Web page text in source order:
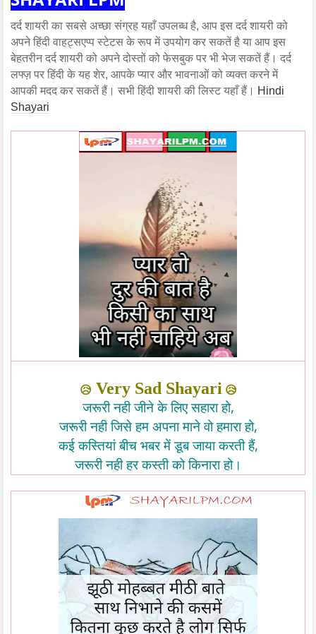
दर्द शायरी का सबसे अच्छा संग्रह यहाँ उपलब्ध है, आप इस दर्द शायरी को
अपने हिंदी वाहट्सएप्प स्टेटस के रूप में उपयोग कर सकतें है या आप इस
बेहतरीन दर्द शायरी को अपने दोस्तों को फेसबुक पर भी भेज सकतें हैं। दर्द
लफ्ज़ पर हिंदी के यह शेर, आपके प्यार और भावनाओं को व्यक्त करने में
आपकी मदद कर सकतें हैं। सभी हिंदी शायरी की लिस्ट यहाँ हैं। Hindi
Shayari
😥 Very Sad Shayari 😥
जरूरी नही जीने के लिए सहारा हो,
जरूरी नही जिसे हम अपना माने वो हमारा हो,
कई कस्तियां बीच भबर में डूब जाया करती हैं,
जरूरी नही हर कस्ती को किनारा हो।